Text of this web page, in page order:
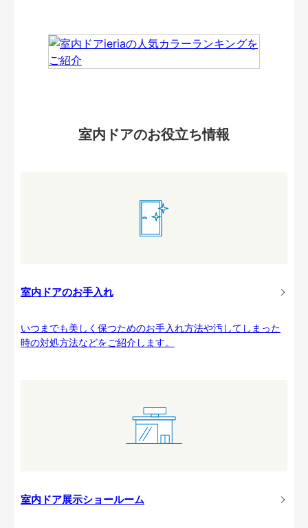
室内ドアのお役立ち情報
室内ドアのお手入れ
いつまでも美しく保つためのお手入れ方法や汚してしまった
時の対処方法などをご紹介します。
室内ドア展示ショールーム